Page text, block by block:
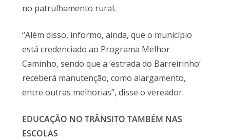
no patrulhamento rural.
“Além disso, informo, ainda, que o município
está credenciado ao Programa Melhor
Caminho, sendo que a ‘estrada do Barreirinho’
receberá manutenção, como alargamento,
entre outras melhorias”, disse o vereador.
EDUCAÇÃO NO TRÂNSITO TAMBÉM NAS
ESCOLAS